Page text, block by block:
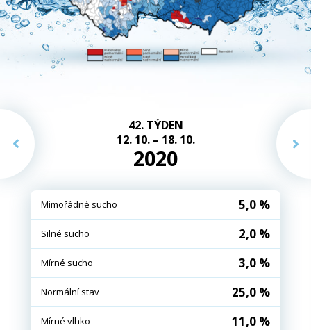
42. TÝDEN
12. 10. – 18. 10.
2020
Mimořádné sucho 5,0 %
Silné sucho 2,0 %
Mírné sucho 3,0 %
Normální stav 25,0 %
Mírné vlhko 11,0 %